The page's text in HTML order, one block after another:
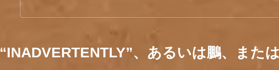
“INADVERTENTLY”、あるいは鵬、また